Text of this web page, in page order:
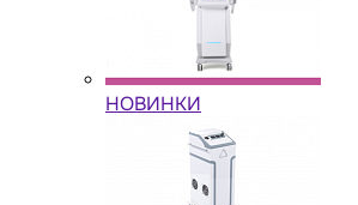
НОВИНКИ